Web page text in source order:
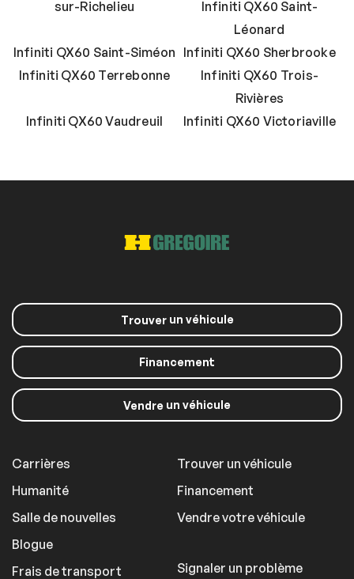
sur-Richelieu
Infiniti QX60 Saint-
Léonard
Infiniti QX60 Saint-Siméon Infiniti QX60 Sherbrooke
Infiniti QX60 Terrebonne
Infiniti QX60 Trois-
Rivières
Infiniti QX60 Vaudreuil
Infiniti QX60 Victoriaville
Trouverun véhicule
Financement
Vendre un véhicule
Carrières
Humanité
Salle de nouvelles
Blogue
Frais de transport
Trouver un véhicule
Financement
Vendre votre véhicule
Signaler un problème